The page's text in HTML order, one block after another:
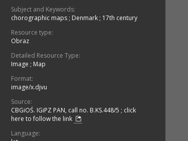
Subject and Keywords:
chorographic maps ; Denmark ; 17th century
Resource type:
Obraz
Detailed Resource Type:
Image ; Map
Format:
image/x.djvu
Source:
CBGiOŚ. IGiPZ PAN, call no. B.KS.448/5 ; click
here to follow the link
Language: